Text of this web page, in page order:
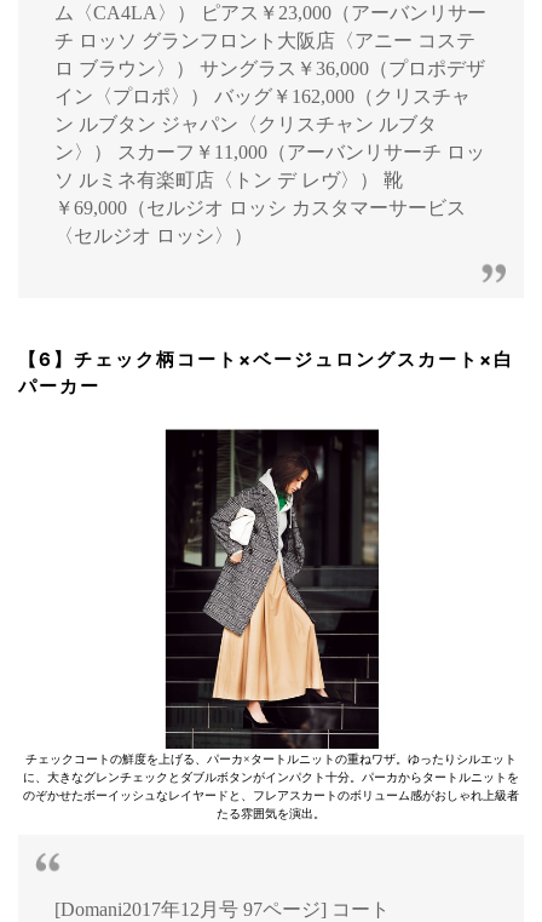
ム〈CA4LA〉） ピアス￥23,000（アーバンリサー
チ ロッソ グランフロント大阪店〈アニー コステ
ロ ブラウン〉） サングラス￥36,000（プロポデザ
イン〈プロポ〉） バッグ￥162,000（クリスチャ
ン ルブタン ジャパン〈クリスチャン ルブタ
ン〉） スカーフ￥11,000（アーバンリサーチ ロッ
ソ ルミネ有楽町店〈トン デ レヴ〉） 靴
￥69,000（セルジオ ロッシ カスタマーサービス
〈セルジオ ロッシ〉）
【6】チェック柄コート×ベージュロングスカート×白
パーカー
チェックコートの鮮度を上げる、パーカ×タートルニットの重ねワザ。ゆったりシルエット
に、大きなグレンチェックとダブルボタンがインパクト十分。パーカからタートルニットを
のぞかせたボーイッシュなレイヤードと、フレアスカートのボリューム感がおしゃれ上級者
たる雰囲気を演出。
[Domani2017年12月号 97ページ] コート